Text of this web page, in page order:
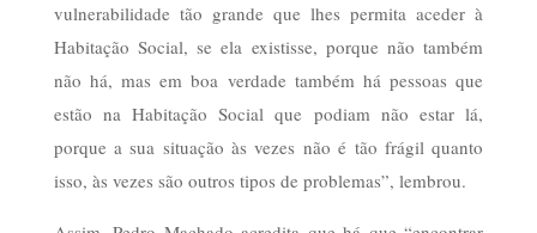
vulnerabilidade tão grande que lhes permita aceder à
Habitação Social, se ela existisse, porque não também
não há, mas em boa verdade também há pessoas que
estão na Habitação Social que podiam não estar lá,
porque a sua situação às vezes não é tão frágil quanto
isso, às vezes são outros tipos de problemas”, lembrou.